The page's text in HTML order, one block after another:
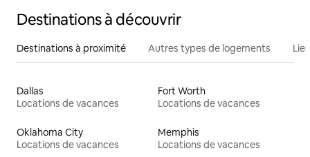
Destinations à découvrir
Destinations à proximité Autres types de logements
Dallas
Locations de vacances
Fort Worth
Locations de vacances
Oklahoma City
Locations de vacances
Memphis
Locations de vacances